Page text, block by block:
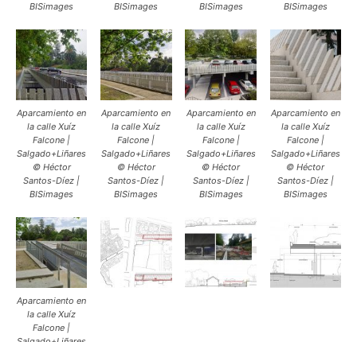
BISimages
BISimages
BISimages
BISimages
Aparcamiento en
la calle Xuíz
Falcone |
Salgado+Liñares
© Héctor
Santos-Díez |
BISimages
Aparcamiento en
la calle Xuíz
Falcone |
Salgado+Liñares
© Héctor
Santos-Díez |
BISimages
Aparcamiento en
la calle Xuíz
Falcone |
Salgado+Liñares
© Héctor
Santos-Díez |
BISimages
Aparcamiento en
la calle Xuíz
Falcone |
Salgado+Liñares
© Héctor
Santos-Díez |
BISimages
Aparcamiento en
la calle Xuíz
Falcone |